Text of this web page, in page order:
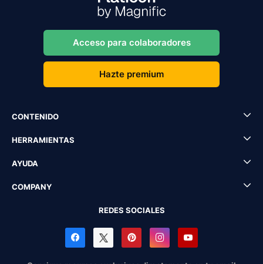
Acceso para colaboradores
Hazte premium
CONTENIDO
HERRAMIENTAS
AYUDA
COMPANY
REDES SOCIALES